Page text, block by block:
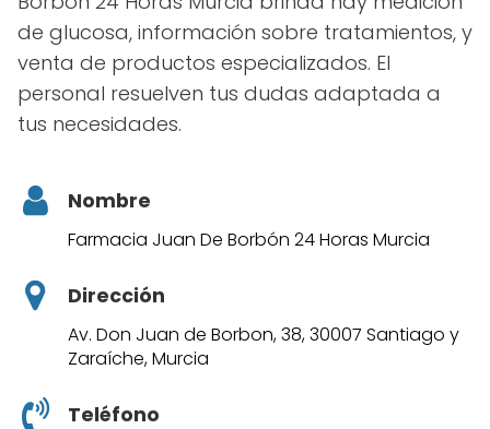
de glucosa, información sobre tratamientos, y
venta de productos especializados. El
personal resuelven tus dudas adaptada a
tus necesidades.
Nombre
Farmacia Juan De Borbón 24 Horas Murcia
Dirección
Av. Don Juan de Borbon, 38, 30007 Santiago y
Zaraíche, Murcia
Teléfono